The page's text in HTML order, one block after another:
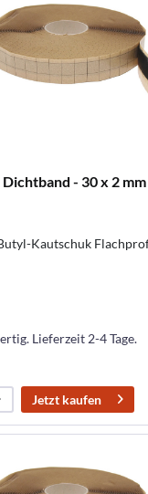
- 30 x 2
Kautschuk
Lieferzeit 2-4 Tage.
Jetzt kaufen